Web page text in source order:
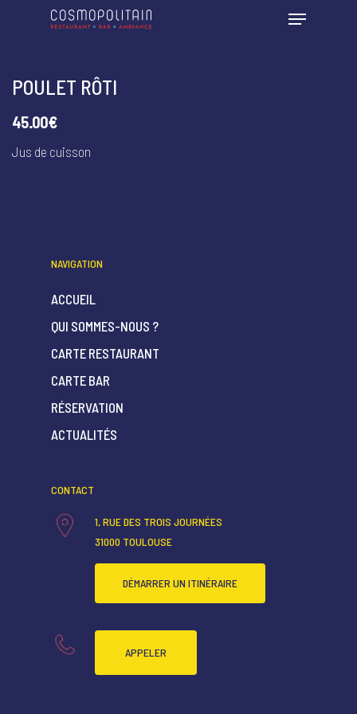
POULET RÔTI
45.00€
Jus de cuisson
NAVIGATION
ACCUEIL
QUI SOMMES-NOUS ?
CARTE RESTAURANT
CARTE BAR
RÉSERVATION
ACTUALITÉS
CONTACT
1, RUE DES TROIS JOURNÉES
31000 TOULOUSE
DÉMARRER UN ITINÉRAIRE
APPELER
ACTUALITÉS